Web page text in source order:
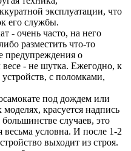
эксплуатации, что
его службы.
- очень часто, на него
разместить что-то
предупреждения о
- не шутка. Ежегодно, к
с поломками,
под дождем или
красуется надпись
случаев, это
весьма условна. И после 1-2
выходит из строя.